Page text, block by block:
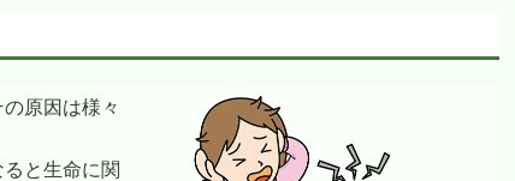
原因は様々
と生命に関